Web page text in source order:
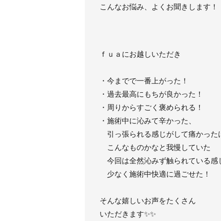
こんなお悩み、よくお聞きします！
ｆｕａにお越しいただき
・今までで一番上がった！
・過去最高にもちが良かった！
・周りからすごく褒められる！
・施術中に沁みて辛かった、
引っ張られる感じがして痛かった
こんなものかなと我慢していた
今回は全然沁みず触られている感
少なく施術中快適に過ごせた！
そんな嬉しいお声をたくさん
いただきます✨✨